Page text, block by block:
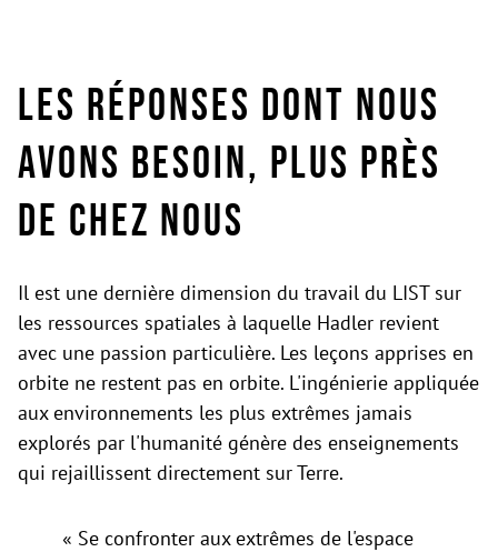
Les réponses dont nous
avons besoin, plus près
de chez nous
Il est une dernière dimension du travail du LIST sur
les ressources spatiales à laquelle Hadler revient
avec une passion particulière. Les leçons apprises en
orbite ne restent pas en orbite. L'ingénierie appliquée
aux environnements les plus extrêmes jamais
explorés par l'humanité génère des enseignements
qui rejaillissent directement sur Terre.
« Se confronter aux extrêmes de l'espace